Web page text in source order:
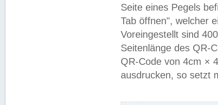
Seite eines Pegels
Tab öffnen", welcher
Voreingestellt sind
Seitenlänge des QR-
QR-Code von 4cm ×
ausdrucken, so setzt